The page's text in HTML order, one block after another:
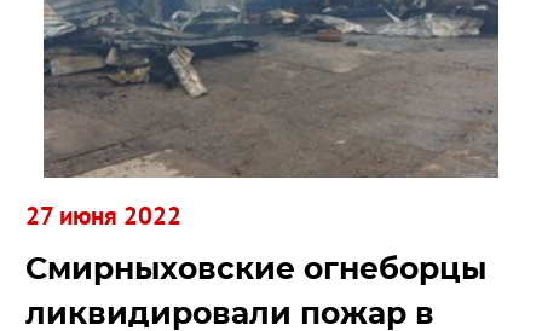
Смирныховские огнеборцы
ликвидировали пожар в
27 июня 2022